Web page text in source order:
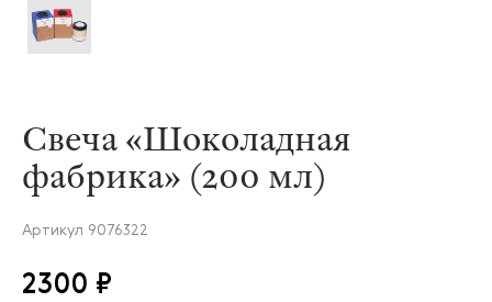
Свеча «Шоколадная
фабрика» (200 мл)
Артикул 9076322
2300 ₽